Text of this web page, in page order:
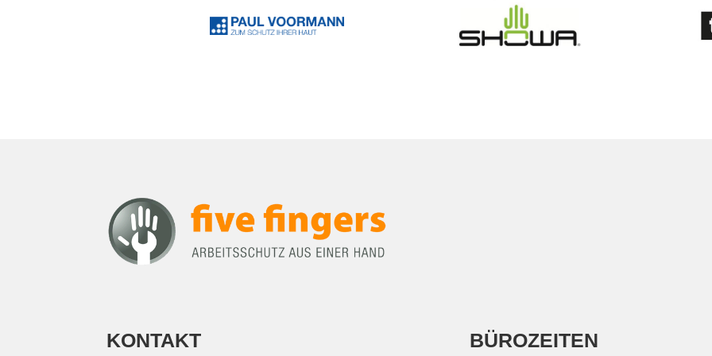
KONTAKT BÜROZEITEN